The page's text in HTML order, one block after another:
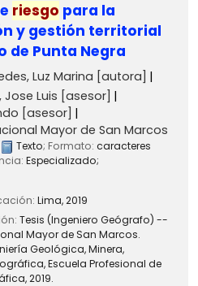
riesgo para la
y gestión territorial
de Punta Negra
Luz Marina [autora]
Jose Luis [asesor]
[asesor]
Mayor de San Marcos
Texto; Formato: caracteres
Especializado;
Lima,2019
Tesis (Ingeniero Geógrafo) --
Mayor de San Marcos.
Geológica, Minera,
Escuela Profesional de
2019.